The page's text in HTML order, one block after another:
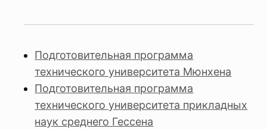
Подготовительная программа
технического университета Мюнхена
Подготовительная программа
технического университета прикладных
наук среднего Гессена